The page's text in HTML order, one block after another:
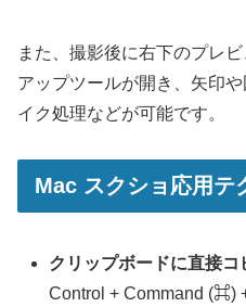
また、撮影後に右下のプレ
アップツールが開き、矢印
イク処理などが可能です。
Mac スクショ応用テ
クリップボードに直接コ
Control + Command (⌘)